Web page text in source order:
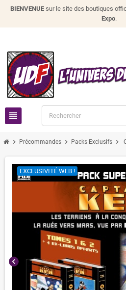
BIENVENUE sur le site des boutiques
Expo.
view_headline
chevron_right Précommandes chevron_right Packs Exclusifs chevron_right
chevron_left
EXCLUSIVITÉ WEB !